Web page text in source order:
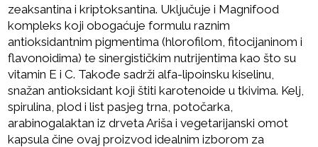
zeaksantina i kriptoksantina. Uključuje i Magnifood
kompleks koji obogaćuje formulu raznim
antioksidantnim pigmentima (hlorofilom, fitocijaninom i
flavonoidima) te sinergističkim nutrijentima kao što su
vitamin E i C. Takođe sadrži alfa-lipoinsku kiselinu,
snažan antioksidant koji štiti karotenoide u tkivima. Kelj,
spirulina, plod i list pasjeg trna, potočarka,
arabinogalaktan iz drveta Ariša i vegetarijanski omot
kapsula čine ovaj proizvod idealnim izborom za